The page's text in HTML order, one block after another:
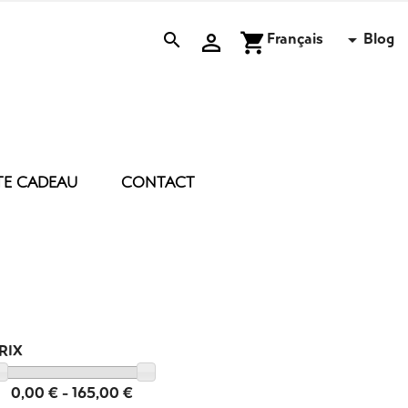
  shopping_cartFrançais  Blog
TROUSSE
DIVERS
CADEAU CONTACT
0,00 € - 165,00 €